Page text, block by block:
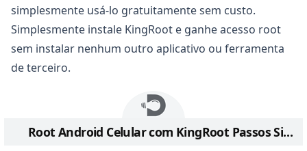
simplesmente usá-lo gratuitamente sem custo.
Simplesmente instale KingRoot e ganhe acesso root
sem instalar nenhum outro aplicativo ou ferramenta
de terceiro.
Root Android Celular com KingRoot Passos Simples